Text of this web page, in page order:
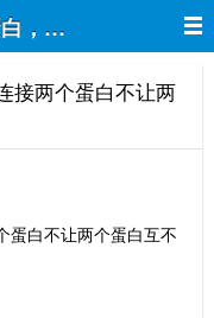
，需要怎么连接两
接两个蛋白不让两
蛋白不让两个蛋白互不